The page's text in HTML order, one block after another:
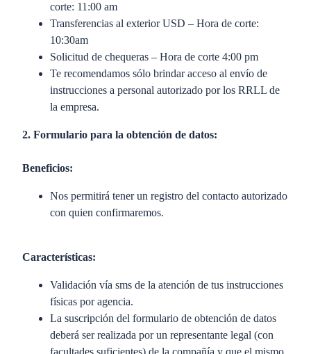
corte: 11:00 am ​
Transferencias al exterior USD – Hora de corte:
10:30am ​
Solicitud de chequeras – Hora de corte 4:00 pm​
Te recomendamos sólo brindar acceso al envío de
instrucciones a personal autorizado por los RRLL de
la empresa.​
2. Formulario para la obtención de datos:
Beneficios:
Nos permitirá tener un registro del contacto autorizado
con quien confirmaremos.
Características:
Validación vía sms de la atención de tus instrucciones
físicas por agencia.
La suscripción del formulario de obtención de datos
deberá ser realizada por un representante legal (con
facultades suficientes) de la compañía y que el mismo